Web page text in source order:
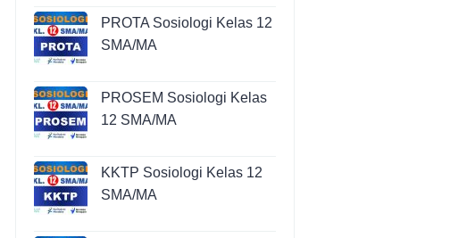
PROTA Sosiologi Kelas 12
SMA/MA
PROSEM Sosiologi Kelas
12 SMA/MA
KKTP Sosiologi Kelas 12
SMA/MA